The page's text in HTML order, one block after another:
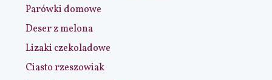
Parówki domowe
Deser z melona
Lizaki czekoladowe
Ciasto rzeszowiak